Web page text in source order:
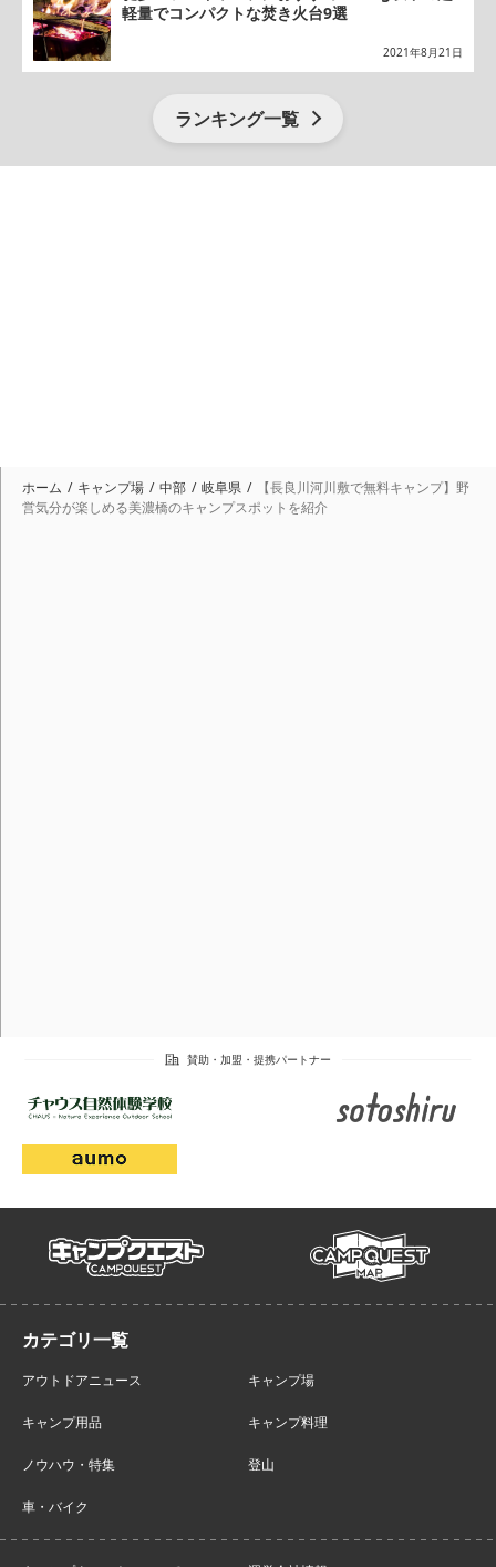
軽量でコンパクトな焚き火台9選
2021年8月21日
ランキング一覧
ホーム キャンプ場 中部 岐阜県
【長良川河川敷で無料キャンプ】野
営気分が楽しめる美濃橋のキャンプスポットを紹介
campquest campmap
アウトドアニュース キャンプ場
キャンプ用品 キャンプ料理
ノウハウ・特集 登山
車・バイク